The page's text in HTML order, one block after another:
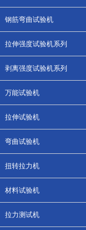
钢筋弯曲试验机
拉伸强度试验机系列
剥离强度试验机系列
万能试验机
拉伸试验机
弯曲试验机
扭转拉力机
材料试验机
拉力测试机